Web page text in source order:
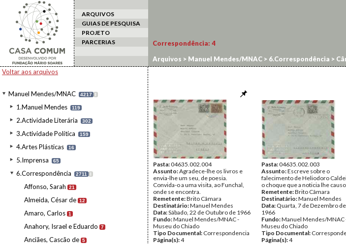
ARQUIVOS
GUIAS DE PESQUISA
PROJETO
PARCERIAS
Voltar aos arquivos
Manuel Mendes/MNAC 4217 I
1.Manuel Mendes 119
2.Actividade Literária 302
3.Actividade Política 159
4.Artes Plásticas 16
5.Imprensa 65
6.Correspondência 2711 I
Affonso, Sarah 21
Almeida, César de 12
Amaro, Carlos 1
Anahory, Israel e Eduardo 7
Anciães, Cascão de 5
Correspondência: 4
Arquivos > Manuel Mendes/MNAC > 6.Correspondência >
Pasta:04635.002.004
Assunto:Agradece-lhe os livros e
envia-lhe um seu, de poesia.
Convida-o a uma visita, ao Funchal,
onde se encontra.
Remetente:Brito Câmara
Destinatário:Manuel Mendes
Data:Sábado, 22 de Outubro de 1966
Fundo:Manuel Mendes/MNAC -
Museu do Chiado
Tipo Documental: Correspondencia
Página(s):4
Pasta:04635.002.003
Assunto:Escreve sobre o
falecimento de Heliodoro
o choque que a noticia lhe
Remetente:Brito Câmara
Destinatário:Manuel Mendes
Data: Quarta, 7 de Dezembro de
1966
Fundo:Manuel Mendes/MNAC
Museu do Chiado
Tipo Documental:
Página(s):4